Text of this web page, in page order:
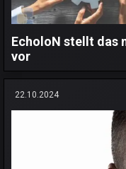
EcholoN stellt das
vor
22.10.2024